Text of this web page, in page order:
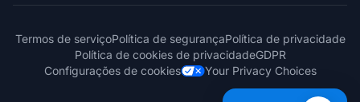
Termos de serviçoPolítica de segurançaPolítica de privacidade
Política de cookies de privacidadeGDPR
Configurações de cookies
Your Privacy Choices